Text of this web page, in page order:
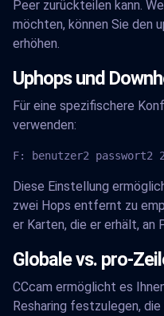
Peer zurückteilen kann.
möchten, können Sie den
erhöhen.
Uphops und
Für eine spezifischere
verwenden:
F: benutzer2 passwort2
Diese Einstellung
zwei Hops entfernt zu
er Karten, die er erhält, an
Globale vs. pro-
CCcam ermöglicht es
Resharing festzulegen,